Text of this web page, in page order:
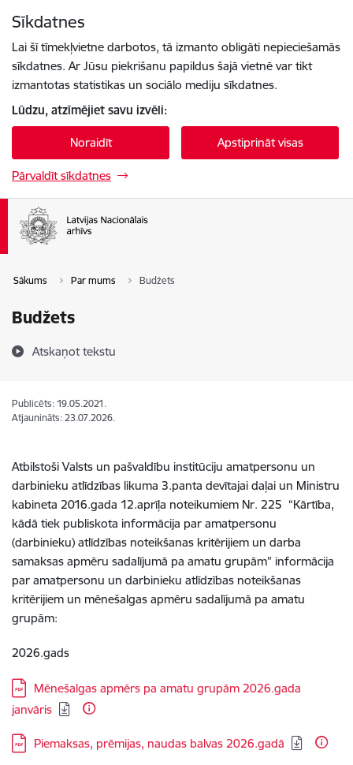
Sīkdatnes
Lai šī tīmekļvietne darbotos, tā izmanto obligāti nepieciešamās
sīkdatnes. Ar Jūsu piekrišanu papildus šajā vietnē var tikt
izmantotas statistikas un sociālo mediju sīkdatnes.
Lūdzu, atzīmējiet savu izvēli:
Noraidīt Apstiprināt visas
Pārvaldīt sīkdatnes
Sākums Par mums Budžets
Budžets
Atskaņot tekstu
Publicēts: 19.05.2021.
Atjaunināts: 23.07.2026.
Atbilstoši Valsts un pašvaldību institūciju amatpersonu un
darbinieku atlīdzības likuma 3.panta devītajai daļai un Ministru
kabineta 2016.gada 12.aprīļa noteikumiem Nr. 225 “Kārtība,
kādā tiek publiskota informācija par amatpersonu
(darbinieku) atlīdzības noteikšanas kritērijiem un darba
samaksas apmēru sadalījumā pa amatu grupām” informācija
par amatpersonu un darbinieku atlīdzības noteikšanas
kritērijiem un mēnešalgas apmēru sadalījumā pa amatu
grupām:
2026.gads
Lejupielādēt:
Mēnešalgas apmērs pa amatu grupām 2026.gada
janvāris
Lejupielādēt:
Piemaksas, prēmijas, naudas balvas 2026.gadā